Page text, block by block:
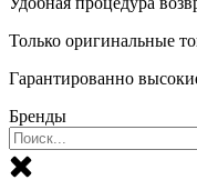
Только оригинальные
Гарантированно
Бренды